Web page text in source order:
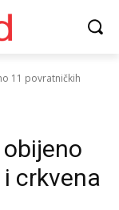
11 povratničkih
crkvena